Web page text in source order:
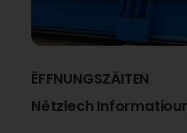
ËFFNUNGSZÄITEN
Nëtzlech